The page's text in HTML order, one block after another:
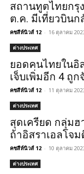
สถานทูตไทยกรุ
ต.ค. มีเที่ยวบิน
คชสีห์นิวส์ 12 - 16 ตุลาคม
ต่างประเทศ
ยอดคนไทยในอิ
เจ็บเพิ่มอีก 4 ถู
คชสีห์นิวส์ 12 - 11 ตุลาคม
ต่างประเทศ
สุดเครียด กลุ่ม
ถ้าอิสราเอลโจ
คชสีห์นิวส์ 12 - 10 ตุลาคม
ต่างประเทศ